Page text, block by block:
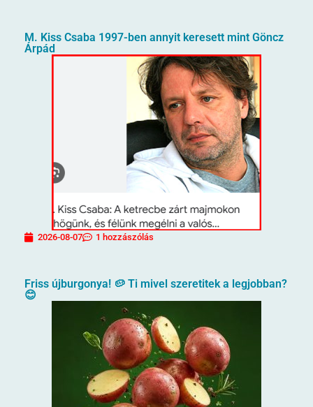
M. Kiss Csaba 1997-ben annyit keresett mint Göncz
Árpád
2026-08-07 1 hozzászólás
Friss újburgonya! 🥔 Ti mivel szeretitek a legjobban?
😊